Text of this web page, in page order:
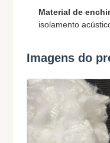
Material de
isolamento
Imagens do